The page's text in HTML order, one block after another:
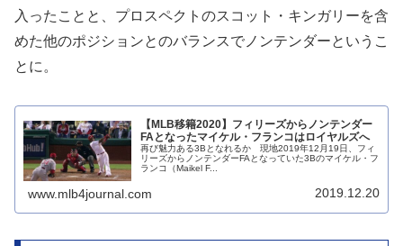
入ったことと、プロスペクトのスコット・キンガリーを含
めた他のポジションとのバランスでノンテンダーというこ
とに。
【MLB移籍2020】フィリーズからノンテンダー
FAとなったマイケル・フランコはロイヤルズへ
再び魅力ある3Bとなれるか 現地2019年12月19日、フィ
リーズからノンテンダーFAとなっていた3Bのマイケル・フ
ランコ（Maikel F...
www.mlb4journal.com 2019.12.20